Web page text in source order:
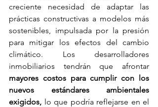
creciente necesidad de adaptar las
prácticas constructivas a modelos más
sostenibles, impulsada por la presión
para mitigar los efectos del cambio
climático. Los desarrolladores
inmobiliarios tendrán que afrontar
mayores costos para cumplir con los
nuevos estándares ambientales
exigidos, lo que podría reflejarse en el